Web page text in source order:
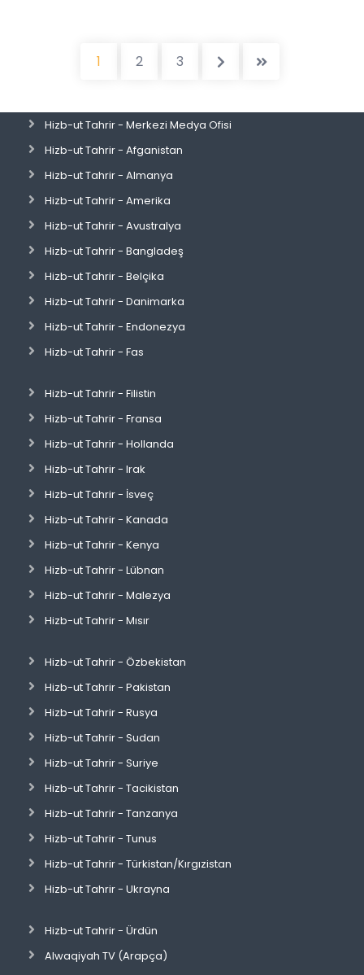
1 2 3
Hizb-ut Tahrir - Merkezi Medya Ofisi
Hizb-ut Tahrir - Afganistan
Hizb-ut Tahrir - Almanya
Hizb-ut Tahrir - Amerika
Hizb-ut Tahrir - Avustralya
Hizb-ut Tahrir - Bangladeş
Hizb-ut Tahrir - Belçika
Hizb-ut Tahrir - Danimarka
Hizb-ut Tahrir - Endonezya
Hizb-ut Tahrir - Fas
Hizb-ut Tahrir - Filistin
Hizb-ut Tahrir - Fransa
Hizb-ut Tahrir - Hollanda
Hizb-ut Tahrir - Irak
Hizb-ut Tahrir - İsveç
Hizb-ut Tahrir - Kanada
Hizb-ut Tahrir - Kenya
Hizb-ut Tahrir - Lübnan
Hizb-ut Tahrir - Malezya
Hizb-ut Tahrir - Mısır
Hizb-ut Tahrir - Özbekistan
Hizb-ut Tahrir - Pakistan
Hizb-ut Tahrir - Rusya
Hizb-ut Tahrir - Sudan
Hizb-ut Tahrir - Suriye
Hizb-ut Tahrir - Tacikistan
Hizb-ut Tahrir - Tanzanya
Hizb-ut Tahrir - Tunus
Hizb-ut Tahrir - Türkistan/Kırgızistan
Hizb-ut Tahrir - Ukrayna
Hizb-ut Tahrir - Ürdün
Alwaqiyah TV (Arapça)